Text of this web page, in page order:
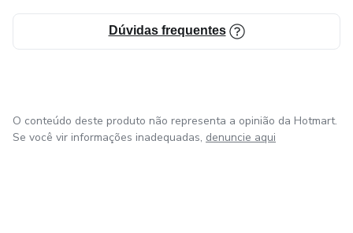
Dúvidas frequentes
O conteúdo deste produto não representa a opinião da Hotmart.
Se você vir informações inadequadas, denuncie aqui